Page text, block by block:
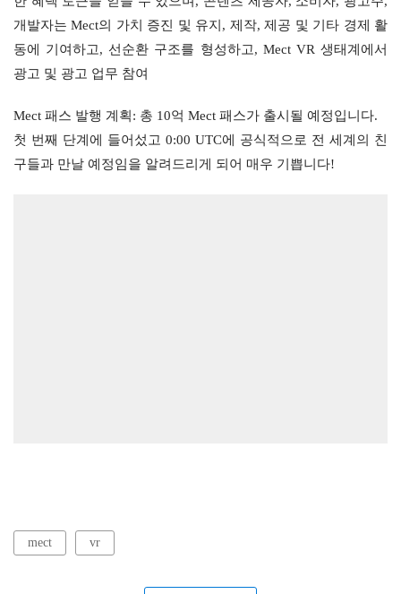
개발자는 Mect의 가치 증진 및 유지, 제작, 제공 및 기타 경제 활
동에 기여하고, 선순환 구조를 형성하고, Mect VR 생태계에서
광고 및 광고 업무 참여
Mect 패스 발행 계획: 총 10억 Mect 패스가 출시될 예정입니다.
첫 번째 단계에 들어섰고 0:00 UTC에 공식적으로 전 세계의 친
구들과 만날 예정임을 알려드리게 되어 매우 기쁩니다!
mect vr